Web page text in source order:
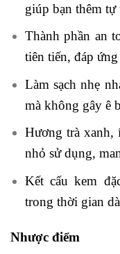
giúp bạn thêm
Thành phần an
tiên tiến, đáp
Làm sạch nhẹ
mà không gây ê
Hương trà xanh,
nhỏ sử dụng,
Kết cấu kem
trong thời gian
Nhược điểm